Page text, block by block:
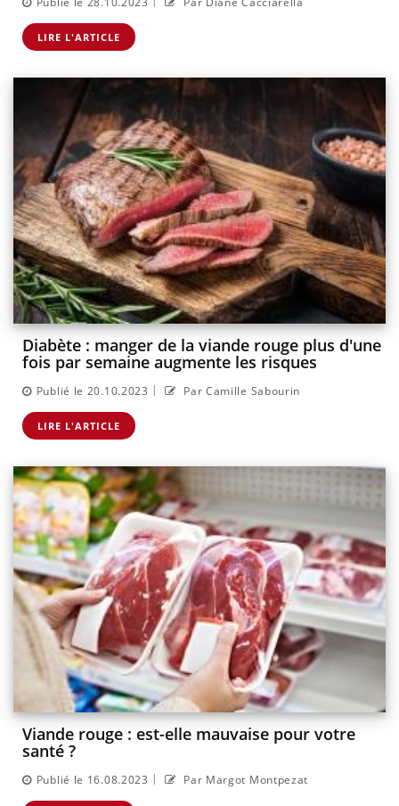
LIRE L'ARTICLE
Diabète : manger de la viande rouge plus d'une
fois par semaine augmente les risques
Publié le 20.10.2023 | Par Camille Sabourin
LIRE L'ARTICLE
Viande rouge : est-elle mauvaise pour votre
santé ?
Publié le 16.08.2023 | Par Margot Montpezat